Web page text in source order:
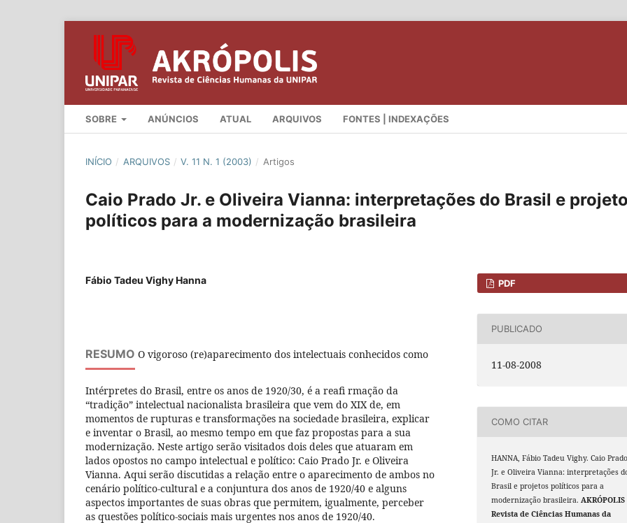
SOBRE ANÚNCIOS ATUAL ARQUIVOS FONTES | INDEXAÇÕES
INÍCIO / ARQUIVOS / V. 11 N. 1 (2003) / Artigos
Caio Prado Jr. e Oliveira Vianna: interpretações do Brasil e
políticos para a modernização brasileira
Fábio Tadeu Vighy Hanna
RESUMO O vigoroso (re)aparecimento dos intelectuais conhecidos como
Intérpretes do Brasil, entre os anos de 1920/30, é a reafi rmação da
“tradição” intelectual nacionalista brasileira que vem do XIX de, em
momentos de rupturas e transformações na sociedade brasileira, explicar
e inventar o Brasil, ao mesmo tempo em que faz propostas para a sua
modernização. Neste artigo serão visitados dois deles que atuaram em
lados opostos no campo intelectual e político: Caio Prado Jr. e Oliveira
Vianna. Aqui serão discutidas a relação entre o aparecimento de ambos no
cenário político-cultural e a conjuntura dos anos de 1920/40 e alguns
aspectos importantes de suas obras que permitem, igualmente, perceber
as questões político-sociais mais urgentes nos anos de 1920/40.
PDF
PUBLICADO
11-08-2008
COMO CITAR
HANNA, Fábio Tadeu Vighy. Caio Prado
Jr. e Oliveira Vianna: interpretações
Brasil e projetos políticos para a
modernização brasileira.AKRÓPOLIS
Revista de Ciências Humanas da